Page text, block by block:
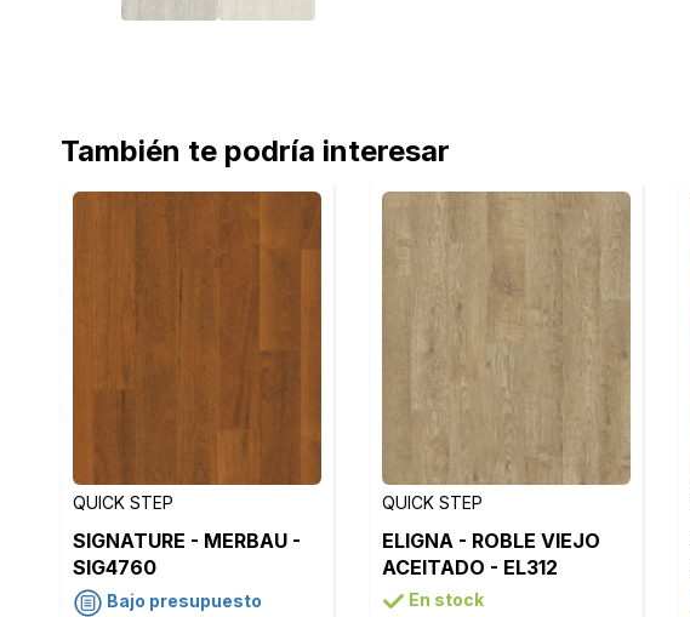
También te podría interesar
QUICK STEP
SIGNATURE - MERBAU -
SIG4760
Bajo presupuesto
QUICK STEP
ELIGNA - ROBLE VIEJO
ACEITADO - EL312
En stock